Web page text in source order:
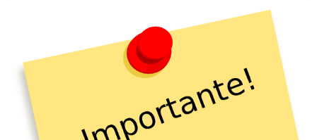
Twitter Youtube Whatsapp